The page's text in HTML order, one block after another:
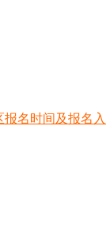
报名时间及报名